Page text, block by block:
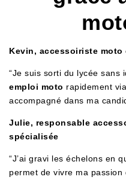
Kevin, accessoiriste
“Je suis sorti du lycée sans
emploi moto rapidement
accompagné dans ma
Julie, responsable
spécialisée
“J’ai gravi les échelons en
permet de vivre ma passion